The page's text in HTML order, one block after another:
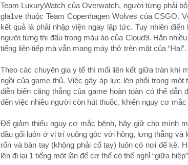
Team LuxuryWatch của Overwatch, người từng phải
gla1ve thuộc Team Copenhagen Wolves của CSGO.
kết quả là phải nhập viện ngay lập tức. Tuy nhiên
người từng thi đấu trong màu áo của Cloud9. Hẳn
tiếng liên tiếp mà vẫn mang máy thở trên mặt của “Hai”.
Theo các chuyên gia y tế thì mối liên kết giữa tràn khí
ngồi của game thủ. Việc gây áp lực lên phổi trong
diễn biến căng thẳng của game hoàn toàn có thể
đến việc nhiều người còn hút thuốc, khiến nguy cơ
Để giảm thiểu nguy cơ mắc bệnh, hãy giữ cho mình
đầu gối luôn ở vị trí vuông góc với hông, lưng thẳng
rốn và bàn tay (không phải cổ tay) luôn có nơi để kê.
lên đi lại 1 tiếng một lần để cơ thể có thể nghỉ “giữa